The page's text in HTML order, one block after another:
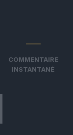
COMMENTAIRE
INSTANTANÉ